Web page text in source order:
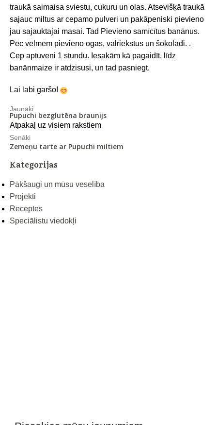
traukā saimaisa sviestu, cukuru un olas. Atsevišķā traukā
sajauc miltus ar cepamo pulveri un pakāpeniski pievieno
jau sajauktajai masai. Tad Pievieno samīcītus banānus.
Pēc vēlmēm pievieno ogas, valriekstus un šokolādi. .
Cep aptuveni 1 stundu. Iesakām kā pagaidīt, līdz
banānmaize ir atdzisusi, un tad pasniegt.
Lai labi garšo!
Jaunāki
Pupuchi bezglutēna braunijs
Atpakaļ uz visiem rakstiem
Senāki
Zemeņu tarte ar Pupuchi miltiem
Kategorijas
Pākšaugi un mūsu veselība
Projekti
Receptes
Speciālistu viedokļi